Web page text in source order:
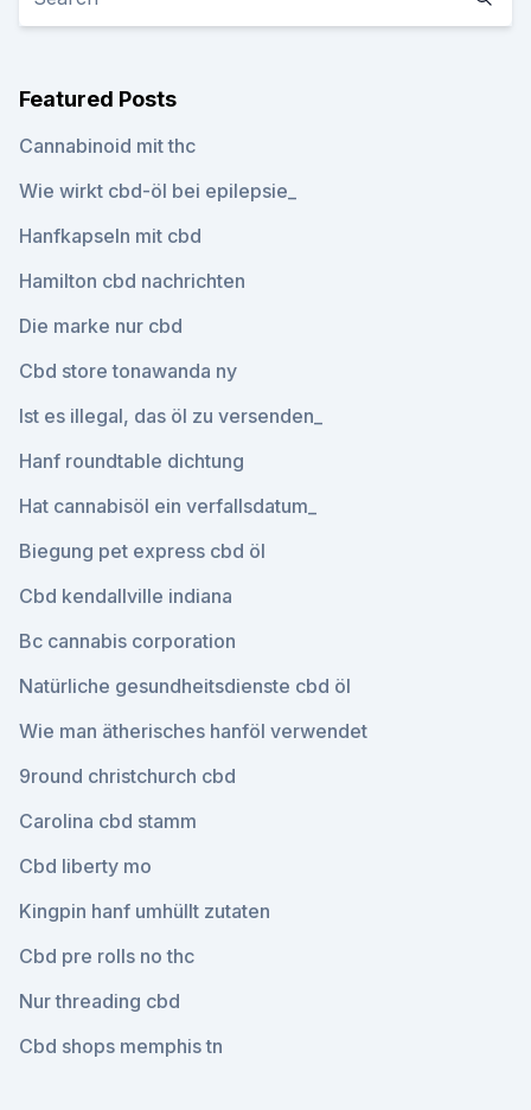
Featured Posts
Cannabinoid mit thc
Wie wirkt cbd-öl bei epilepsie_
Hanfkapseln mit cbd
Hamilton cbd nachrichten
Die marke nur cbd
Cbd store tonawanda ny
Ist es illegal, das öl zu versenden_
Hanf roundtable dichtung
Hat cannabisöl ein verfallsdatum_
Biegung pet express cbd öl
Cbd kendallville indiana
Bc cannabis corporation
Natürliche gesundheitsdienste cbd öl
Wie man ätherisches hanföl verwendet
9round christchurch cbd
Carolina cbd stamm
Cbd liberty mo
Kingpin hanf umhüllt zutaten
Cbd pre rolls no thc
Nur threading cbd
Cbd shops memphis tn